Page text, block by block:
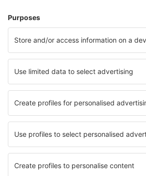
Hotely in Tulum Hotely v Cancúnu
Hotely in Juriquilla Hotely in San
Hotely in Celestun Hotely in Ciudad
Nejlepší hotely - města
Hotely in Hejde Hotely in Wimmis